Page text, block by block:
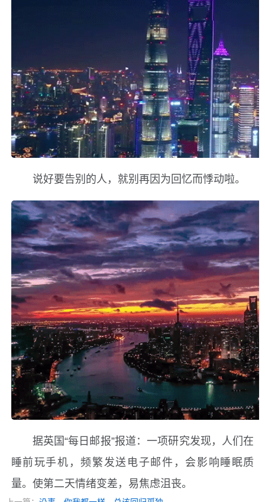
说好要告别的人，就别再因为回忆而悸动啦。
据英国“每日邮报”报道：一项研究发现，人们在
睡前玩手机，频繁发送电子邮件，会影响睡眠质
量。使第二天情绪变差，易焦虑沮丧。